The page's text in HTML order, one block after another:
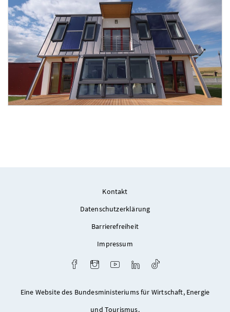
Kontakt
Datenschutzerklärung
Barrierefreiheit
Impressum
FacebookInstagramYoutube LinkedIn
Eine Website des Bundesministeriums für Wirtschaft, Energie
und Tourismus.